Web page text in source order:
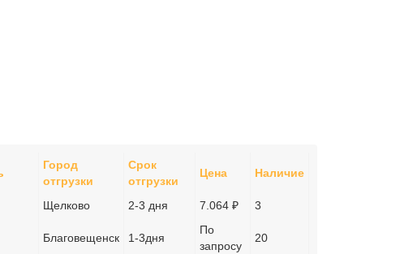
Город
отгрузки
Срок
отгрузки
Цена Наличие
Щелково 2-3 дня 7.064 ₽ 3
Благовещенск 1-3дня
По
запросу
20